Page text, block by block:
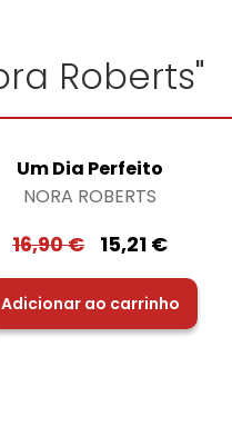
Roberts"
Um Dia Perfeito
NORA ROBERTS
16,90€ 15,21 €
Adicionar ao carrinho